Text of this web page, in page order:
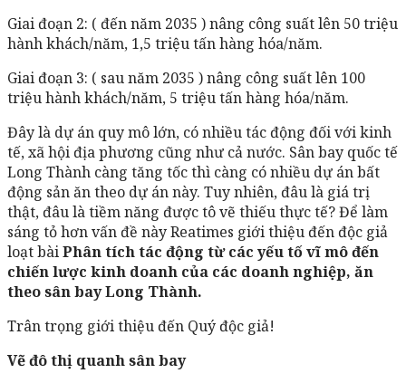
Giai đoạn 2: ( đến năm 2035 ) nâng công suất lên 50 triệu
hành khách/năm, 1,5 triệu tấn hàng hóa/năm.
Giai đoạn 3: ( sau năm 2035 ) nâng công suất lên 100
triệu hành khách/năm, 5 triệu tấn hàng hóa/năm.
Đây là dự án quy mô lớn, có nhiều tác động đối với kinh
tế, xã hội địa phương cũng như cả nước. Sân bay quốc tế
Long Thành càng tăng tốc thì càng có nhiều dự án bất
động sản ăn theo dự án này. Tuy nhiên, đâu là giá trị
thật, đâu là tiềm năng được tô vẽ thiếu thực tế? Để làm
sáng tỏ hơn vấn đề này Reatimes giới thiệu đến độc giả
loạt bàiPhân tích tác động từ các yếu tố vĩ mô đến
chiến lược kinh doanh của các doanh nghiệp, ăn
theo sân bay Long Thành.
Trân trọng giới thiệu đến Quý độc giả!
Vẽ đô thị quanh sân bay